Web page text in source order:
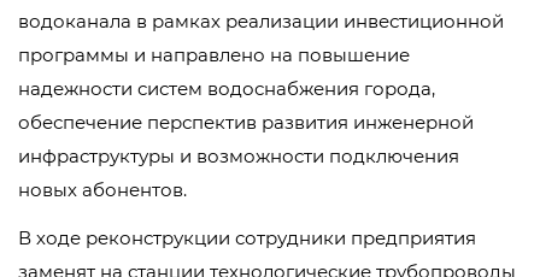
водоканала в рамках реализации инвестиционной
программы и направлено на повышение
надежности систем водоснабжения города,
обеспечение перспектив развития инженерной
инфраструктуры и возможности подключения
новых абонентов.
В ходе реконструкции сотрудники предприятия
заменят на станции технологические трубопроводы